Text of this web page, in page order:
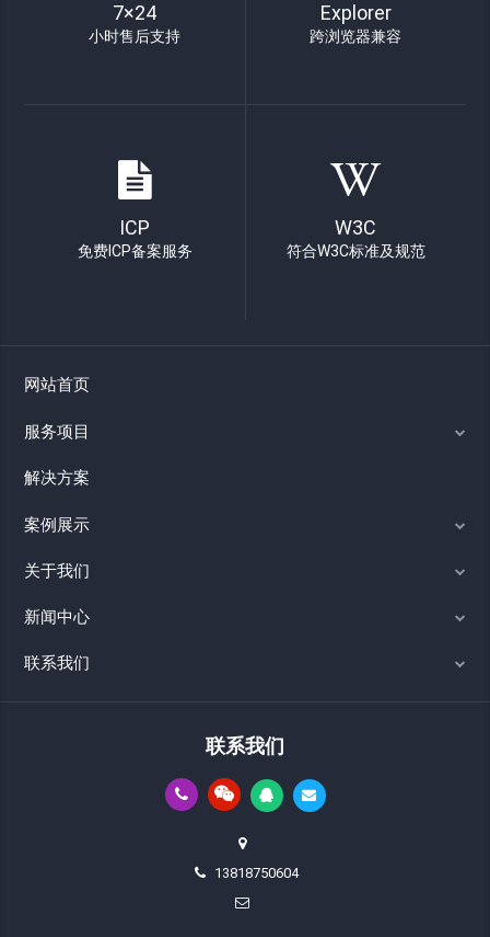
7×24
小时售后支持
Explorer
跨浏览器兼容
ICP
免费ICP备案服务
W3C
符合W3C标准及规范
网站首页
服务项目
解决方案
案例展示
关于我们
新闻中心
联系我们
联系我们
13818750604